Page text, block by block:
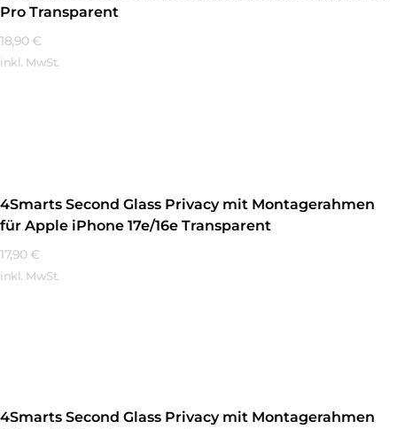
Pro Transparent
18,90 €
inkl. MwSt.
4Smarts Second Glass Privacy mit Montagerahmen
für Apple iPhone 17e/16e Transparent
17,90 €
inkl. MwSt.
4Smarts Second Glass Privacy mit Montagerahmen